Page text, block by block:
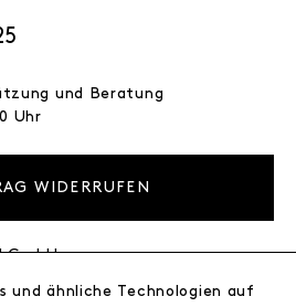
und Beratung
Uhr
WIDERRUFEN
GmbH
und ähnliche Technologien auf